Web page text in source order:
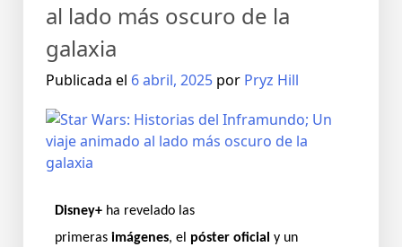
al lado más oscuro de la
galaxia
Publicada el 6 abril, 2025 por Pryz Hill
Disney+ ha revelado las
primeras imágenes, el póster oficial y un